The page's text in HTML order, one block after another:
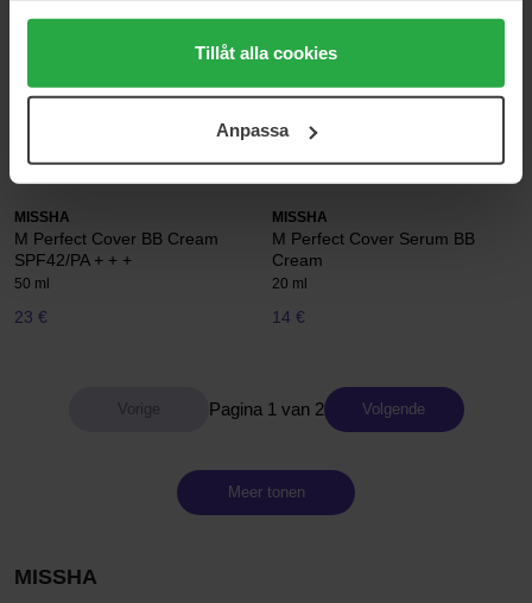
Genom att trycka på "Tillåt alla cookies" accepterar du
alla cookies, medan du under "Detaljer" kan anpassa
användningen av cookies. Du kan när som helst återkalla
samt vår Integritetspolicy.
Tillåt alla cookies
Anpassa
M BB Boomer
Niet op voorraad
M Perfect Cover BB Cream
MISSHA
M Perfect Cover BB Cream
SPF42/PA + + +
50 ml
23 €
MISSHA
M Perfect Cover Serum BB
Cream
20 ml
14 €
Pagina 1 van 2 Volgende
Meer tonen
MISSHA